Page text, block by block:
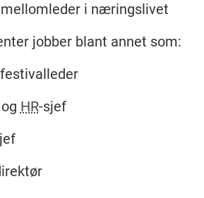
mellomleder i næringslivet
jobber blant annet som:
HR-sjef